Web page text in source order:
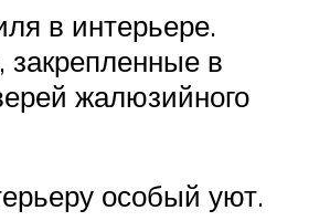
в интерьере.
в
жалюзийного
особый уют.